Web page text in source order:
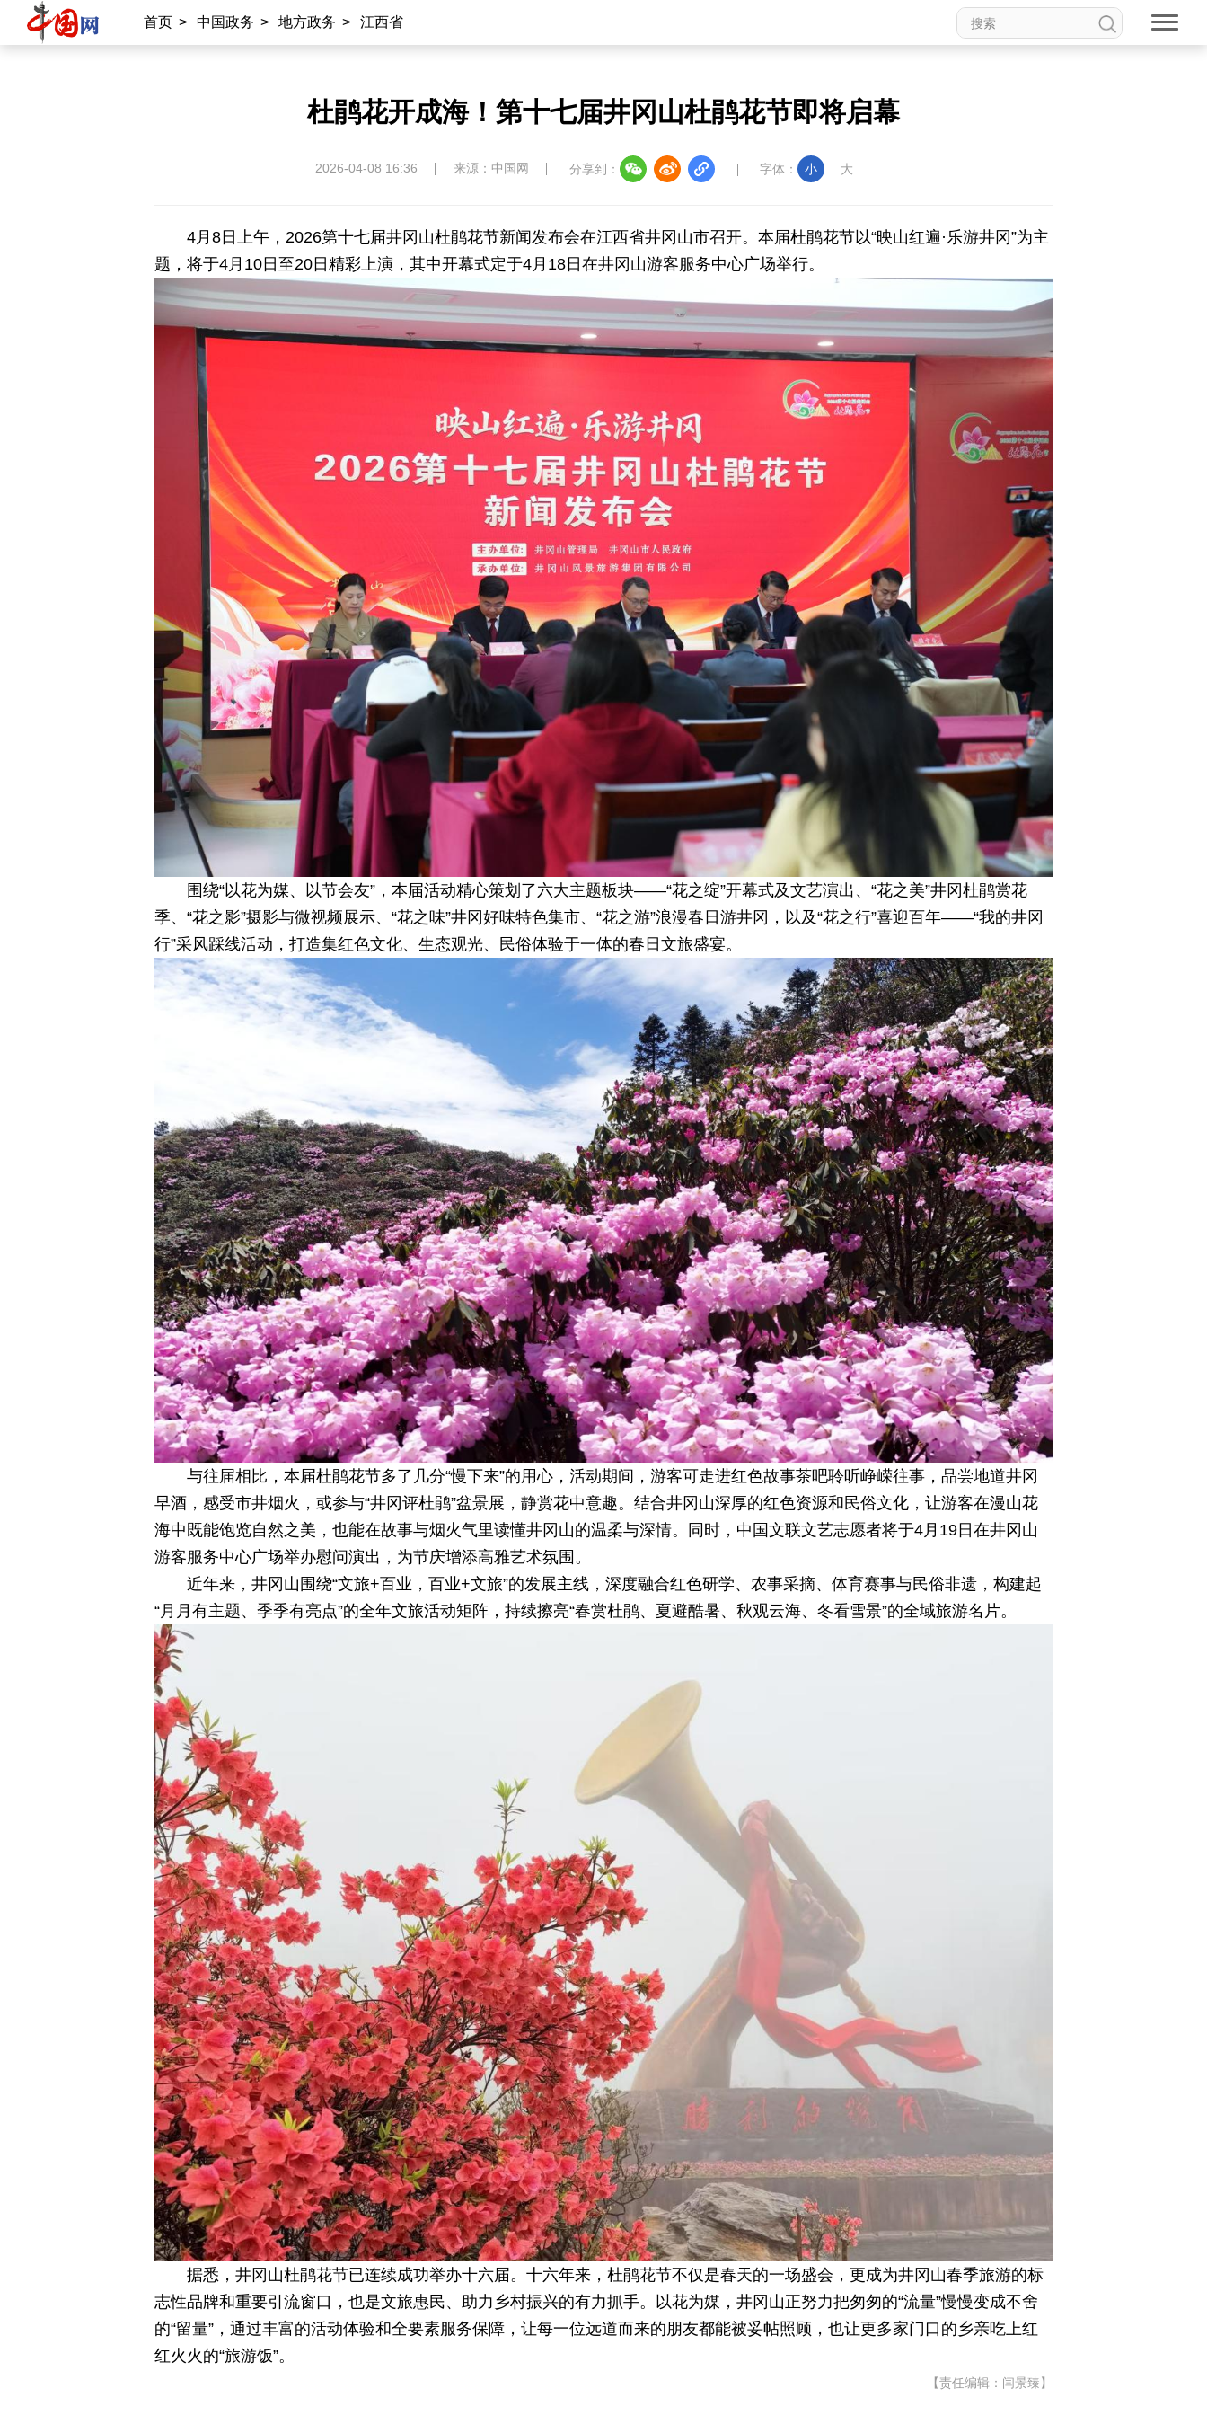
首页 > 中国政务 > 地方政务 > 江西省
杜鹃花开成海！第十七届井冈山杜鹃花节即将启幕
2026-04-08 16:36 来源：中国网 分享到： 字体： 小 大
4月8日上午，2026第十七届井冈山杜鹃花节新闻发布会在江西省井冈山市召开。本届杜鹃花节以“映山红遍·乐游井冈”为主
题，将于4月10日至20日精彩上演，其中开幕式定于4月18日在井冈山游客服务中心广场举行。
围绕“以花为媒、以节会友”，本届活动精心策划了六大主题板块——“花之绽”开幕式及文艺演出、“花之美”井冈杜鹃赏花
季、“花之影”摄影与微视频展示、“花之味”井冈好味特色集市、“花之游”浪漫春日游井冈，以及“花之行”喜迎百年——“我的井冈
行”采风踩线活动，打造集红色文化、生态观光、民俗体验于一体的春日文旅盛宴。
与往届相比，本届杜鹃花节多了几分“慢下来”的用心，活动期间，游客可走进红色故事茶吧聆听峥嵘往事，品尝地道井冈
早酒，感受市井烟火，或参与“井冈评杜鹃”盆景展，静赏花中意趣。结合井冈山深厚的红色资源和民俗文化，让游客在漫山花
海中既能饱览自然之美，也能在故事与烟火气里读懂井冈山的温柔与深情。同时，中国文联文艺志愿者将于4月19日在井冈山
游客服务中心广场举办慰问演出，为节庆增添高雅艺术氛围。
近年来，井冈山围绕“文旅+百业，百业+文旅”的发展主线，深度融合红色研学、农事采摘、体育赛事与民俗非遗，构建起
“月月有主题、季季有亮点”的全年文旅活动矩阵，持续擦亮“春赏杜鹃、夏避酷暑、秋观云海、冬看雪景”的全域旅游名片。
据悉，井冈山杜鹃花节已连续成功举办十六届。十六年来，杜鹃花节不仅是春天的一场盛会，更成为井冈山春季旅游的标
志性品牌和重要引流窗口，也是文旅惠民、助力乡村振兴的有力抓手。以花为媒，井冈山正努力把匆匆的“流量”慢慢变成不舍
的“留量”，通过丰富的活动体验和全要素服务保障，让每一位远道而来的朋友都能被妥帖照顾，也让更多家门口的乡亲吃上红
红火火的“旅游饭”。
【责任编辑：闫景臻】